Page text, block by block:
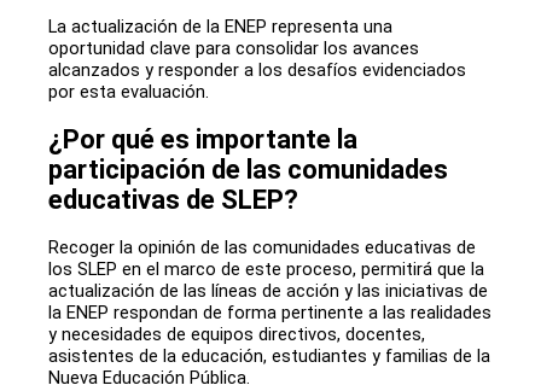
La actualización de la ENEP representa una
oportunidad clave para consolidar los avances
alcanzados y responder a los desafíos evidenciados
por esta evaluación.
¿Por qué es importante la
participación de las comunidades
educativas de SLEP?
Recoger la opinión de las comunidades educativas de
los SLEP en el marco de este proceso, permitirá que la
actualización de las líneas de acción y las iniciativas de
la ENEP respondan de forma pertinente a las realidades
y necesidades de equipos directivos, docentes,
asistentes de la educación, estudiantes y familias de la
Nueva Educación Pública.